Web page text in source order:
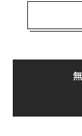
ルが掛かって
るのを見たこ
と思う方もい
「消毒済みと